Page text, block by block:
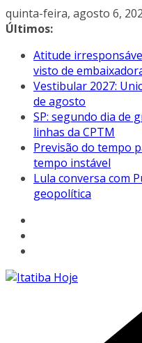
Pular
para
conteúdo
quinta-feira, agosto 6,
Últimos:
Atitude
visto de
Vestibular 2027:
de agosto
SP: segundo dia de
linhas da CPTM
Previsão do tempo
tempo instável
Lula conversa com
geopolítica